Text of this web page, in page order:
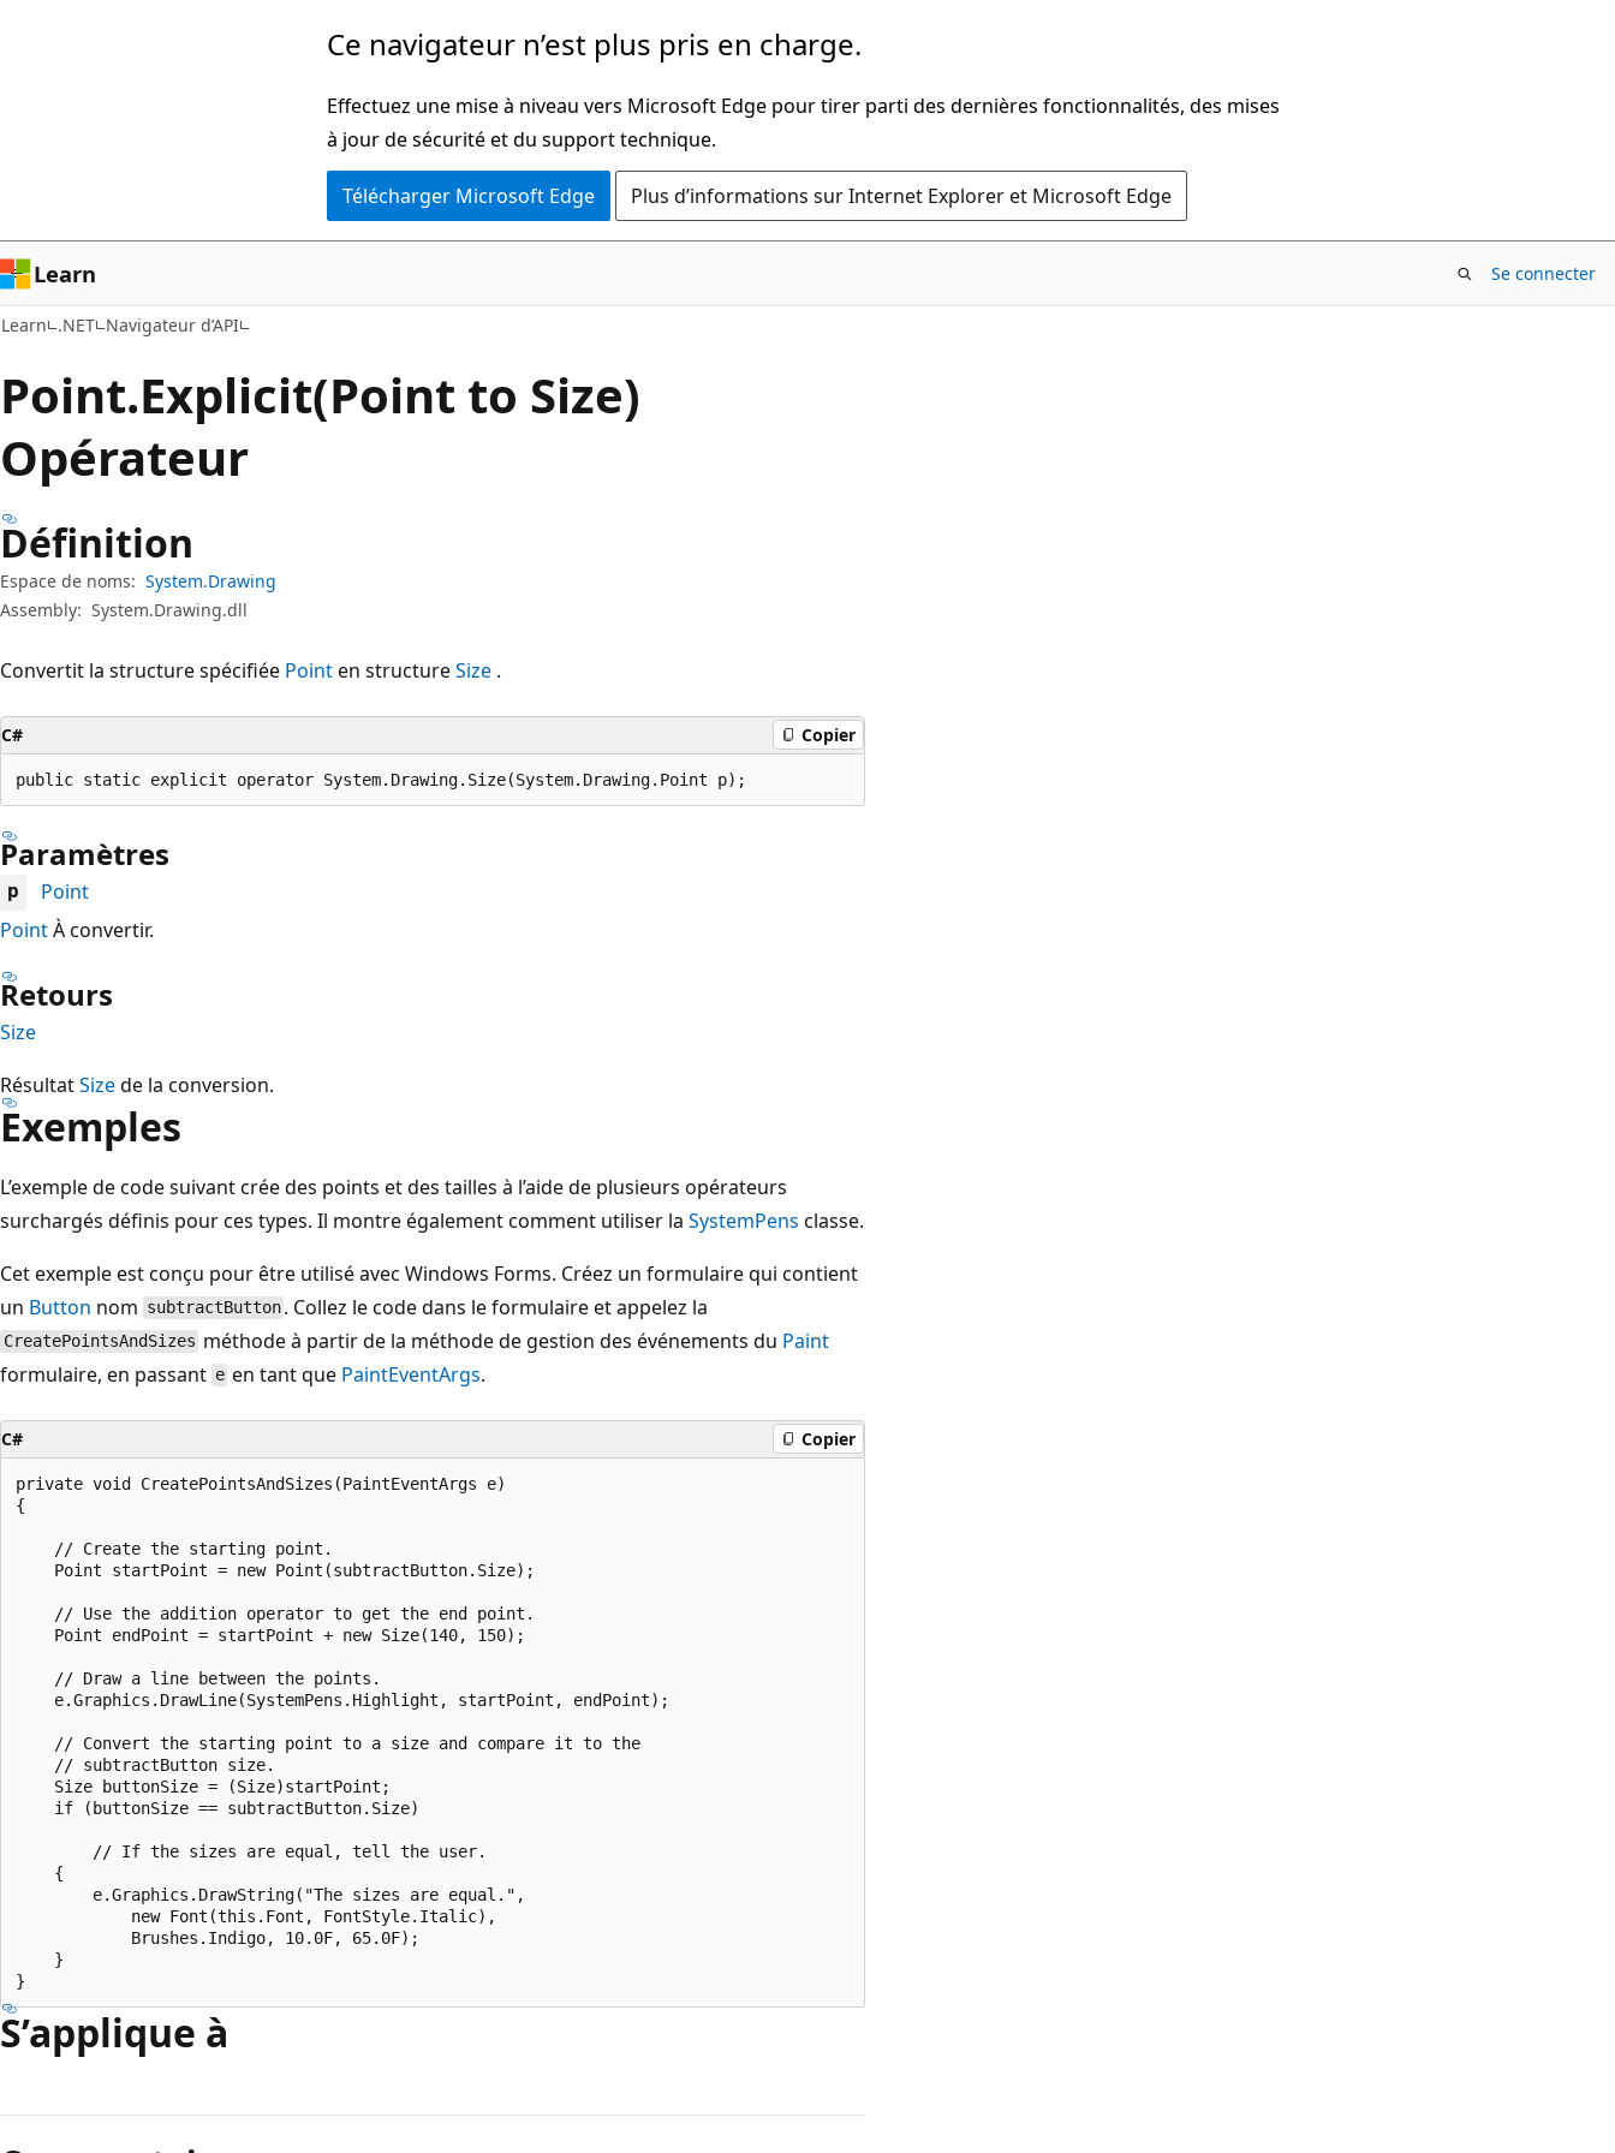
page
Ce navigateur n’est plus pris en charge.
Effectuez une mise à niveau vers Microsoft Edge pour tirer parti des dernières fonctionnalités, des mises
à jour de sécurité et du support technique.
Télécharger Microsoft Edge Plus d’informations sur Internet Explorer et Microsoft Edge
Learn Se connecter
Learn .NET Navigateur d’API
Point.Explicit(Point to Size)
Opérateur
Définition
Espace de noms: System.Drawing
Assembly: System.Drawing.dll
Convertit la structure spécifiée Pointen structureSize .
C# Copier
public static explicit operator System.Drawing.Size(System.Drawing.Point p);
Paramètres
p
Point
PointÀ convertir.
Retours
Size
RésultatSizede la conversion.
Exemples
L’exemple de code suivant crée des points et des tailles à l’aide de plusieurs opérateurs
surchargés définis pour ces types. Il montre également comment utiliser la SystemPens classe.
Cet exemple est conçu pour être utilisé avec Windows Forms. Créez un formulaire qui contient
un Button nom subtractButton . Collez le code dans le formulaire et appelez la
CreatePointsAndSizes méthode à partir de la méthode de gestion des événements du Paint
formulaire, en passant e en tant que PaintEventArgs.
C# Copier
private void CreatePointsAndSizes(PaintEventArgs e)
{
    // Create the starting point.
    Point startPoint = new Point(subtractButton.Size);
    // Use the addition operator to get the end point.
    Point endPoint = startPoint + new Size(140, 150);
    // Draw a line between the points.
    e.Graphics.DrawLine(SystemPens.Highlight, startPoint, endPoint);
    // Convert the starting point to a size and compare it to the
    // subtractButton size.
    Size buttonSize = (Size)startPoint;
    if (buttonSize == subtractButton.Size)
        // If the sizes are equal, tell the user.
    {
        e.Graphics.DrawString("The sizes are equal.",
            new Font(this.Font, FontStyle.Italic),
            Brushes.Indigo, 10.0F, 65.0F);
    }
S’applique à